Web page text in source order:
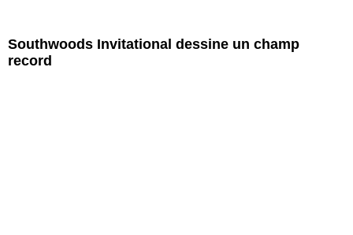
Southwoods Invitational dessine un champ
record